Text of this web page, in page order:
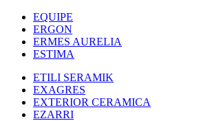
EQUIPE
ERGON
ERMES AURELIA
ESTIMA
ETILI SERAMIK
EXAGRES
EXTERIOR CERAMICA
EZARRI